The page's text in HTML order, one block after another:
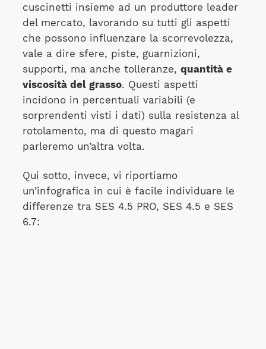
cuscinetti insieme ad un produttore leader
del mercato, lavorando su tutti gli aspetti
che possono influenzare la scorrevolezza,
vale a dire sfere, piste, guarnizioni,
supporti, ma anche tolleranze, quantità e
viscosità del grasso. Questi aspetti
incidono in percentuali variabili (e
sorprendenti visti i dati) sulla resistenza al
rotolamento, ma di questo magari
parleremo un’altra volta.
Qui sotto, invece, vi riportiamo
un’infografica in cui è facile individuare le
differenze tra SES 4.5 PRO, SES 4.5 e SES
6.7: